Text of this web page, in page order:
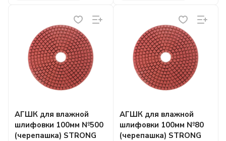
АГШК для влажной
шлифовки 100мм №500
(черепашка) STRONG
АГШК для влажной
шлифовки 100мм №80
(черепашка) STRONG